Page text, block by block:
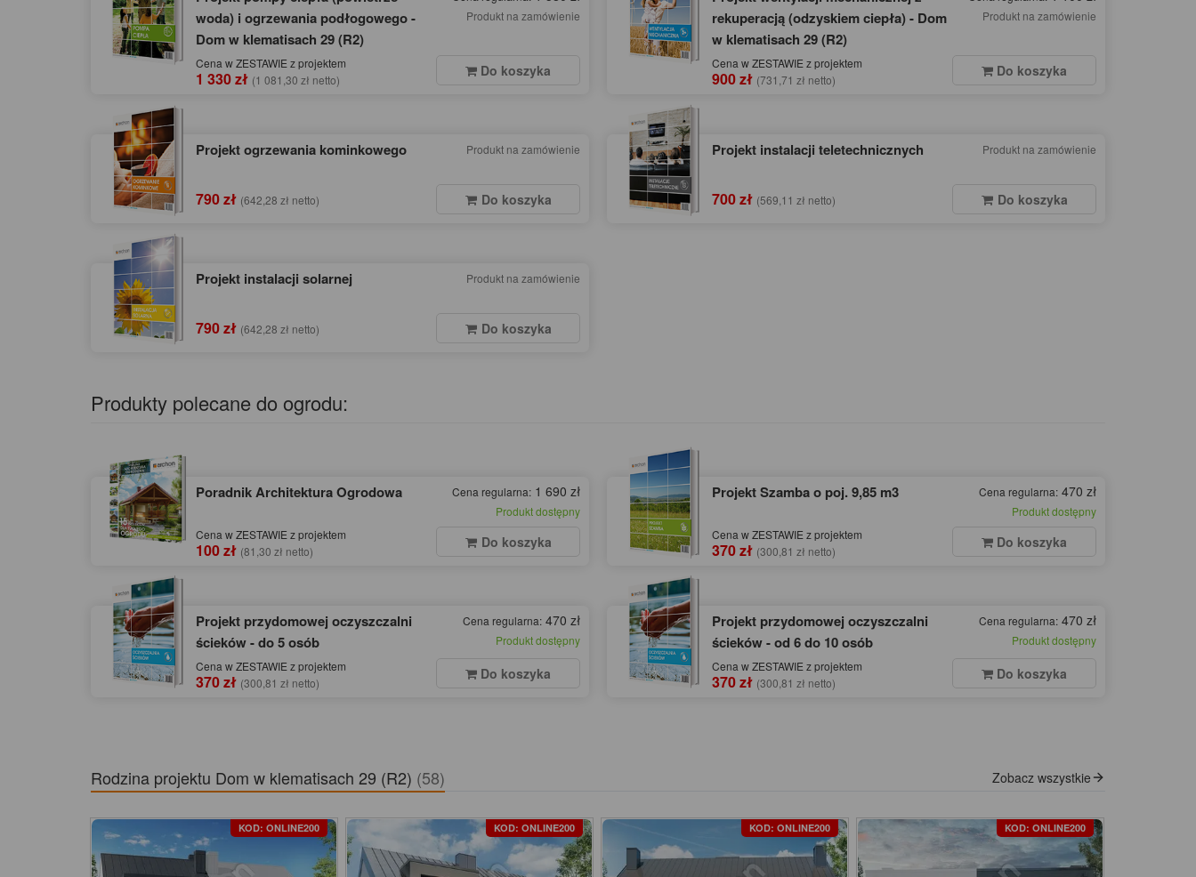
woda) i ogrzewania podłogowego -
Dom w klematisach 29 (R2)
Cena w ZESTAWIE z projektem
1 330 zł (1 081,30 zł netto)
Produkt na zamówienie
Do koszyka
rekuperacją (odzyskiem ciepła) - Dom
w klematisach 29 (R2)
Cena w ZESTAWIE z projektem
900 zł (731,71 zł netto)
Produkt na zamówienie
Do koszyka
Projekt ogrzewania kominkowego
790 zł (642,28 zł netto)
Produkt na zamówienie
Do koszyka
Projekt instalacji teletechnicznych
700 zł (569,11 zł netto)
Produkt na zamówienie
Do koszyka
Projekt instalacji solarnej
790 zł (642,28 zł netto)
Produkt na zamówienie
Do koszyka
Produkty polecane do ogrodu:
Poradnik Architektura Ogrodowa
Cena w ZESTAWIE z projektem
100 zł (81,30 zł netto)
Cena regularna: 1 690 zł
Produkt dostępny
Do koszyka
Projekt Szamba o poj. 9,85 m3
Cena w ZESTAWIE z projektem
370 zł (300,81 zł netto)
Cena regularna: 470 zł
Produkt dostępny
Do koszyka
Projekt przydomowej oczyszczalni
ścieków - do 5 osób
Cena w ZESTAWIE z projektem
370 zł (300,81 zł netto)
Cena regularna: 470 zł
Produkt dostępny
Do koszyka
Projekt przydomowej oczyszczalni
ścieków - od 6 do 10 osób
Cena w ZESTAWIE z projektem
370 zł (300,81 zł netto)
Cena regularna: 470 zł
Produkt dostępny
Do koszyka
Rodzina projektu Dom w klematisach 29 (R2) (58) Zobacz wszystkie
KOD: ONLINE200 KOD: ONLINE200 KOD: ONLINE200 KOD: ONLINE200